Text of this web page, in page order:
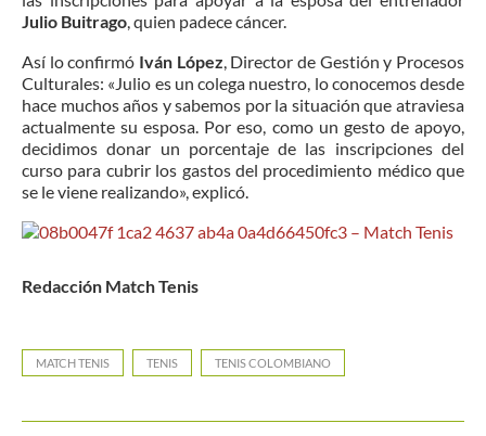
Julio Buitrago, quien padece cáncer.
Así lo confirmó Iván López, Director de Gestión y Procesos
Culturales: «Julio es un colega nuestro, lo conocemos desde
hace muchos años y sabemos por la situación que atraviesa
actualmente su esposa. Por eso, como un gesto de apoyo,
decidimos donar un porcentaje de las inscripciones del
curso para cubrir los gastos del procedimiento médico que
se le viene realizando», explicó.
Redacción Match Tenis
MATCH TENIS TENIS TENIS COLOMBIANO